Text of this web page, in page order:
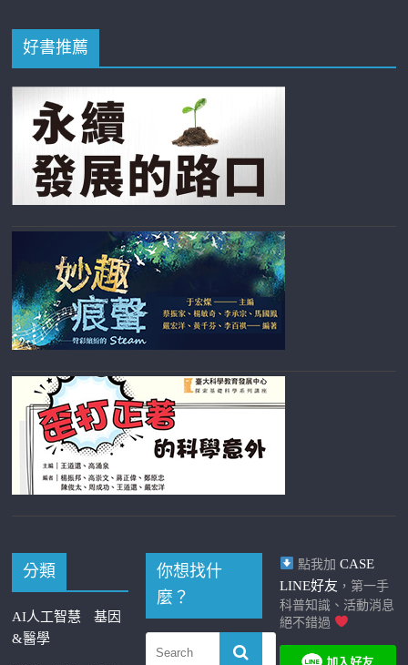
好書推薦
分類
AI人工智慧
基因
&醫學
你想找什
麼？
點我加 CASE
LINE好友 ，第一手
科普知識、活動消息
絕不錯過